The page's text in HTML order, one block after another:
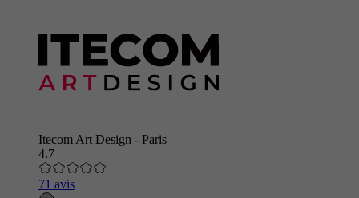
Itecom Art Design - Paris
4.7
71 avis